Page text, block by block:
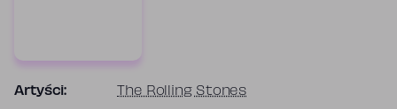
Artyści: The Rolling Stones